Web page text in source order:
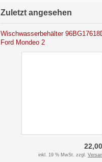
Zuletzt angesehen
Wischwasserbehälter
Ford Mondeo 2
inkl. 19 % MwSt. zzgl.